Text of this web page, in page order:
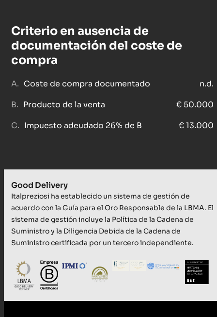
Criterio en ausencia de
documentación del coste de
compra
Coste de compra documentado n.d.
Producto de la venta € 50.000
Impuesto adeudado 26% de B € 13.000
Good Delivery
Italpreziosi ha establecido un sistema de gestión de
acuerdo con la Guía para el Oro Responsable de la LBMA. El
sistema de gestión incluye la Política de la Cadena de
Suministro y la Diligencia Debida de la Cadena de
Suministro certificada por un tercero independiente.